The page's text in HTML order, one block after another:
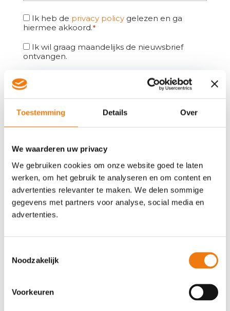
Toestemming Details Over
We waarderen uw privacy
We gebruiken cookies om onze website goed te laten
werken, om het gebruik te analyseren en om content en
advertenties relevanter te maken. We delen sommige
gegevens met partners voor analyse, social media en
advertenties.
Noodzakelijk
Voorkeuren
Ik heb de privacy policygelezen en ga
hiermee akkoord.*
Ik wil graag maandelijks de nieuwsbrief
ontvangen.
VERSTUREN
Recente berichten
Waarom een goede vacaturetekst niet meer
genoeg is
Skills based hiring: hype of toekomst?
De impact van AI op de arbeidsmarkt en het
arbeidsrecht
vullen naar strategische groei